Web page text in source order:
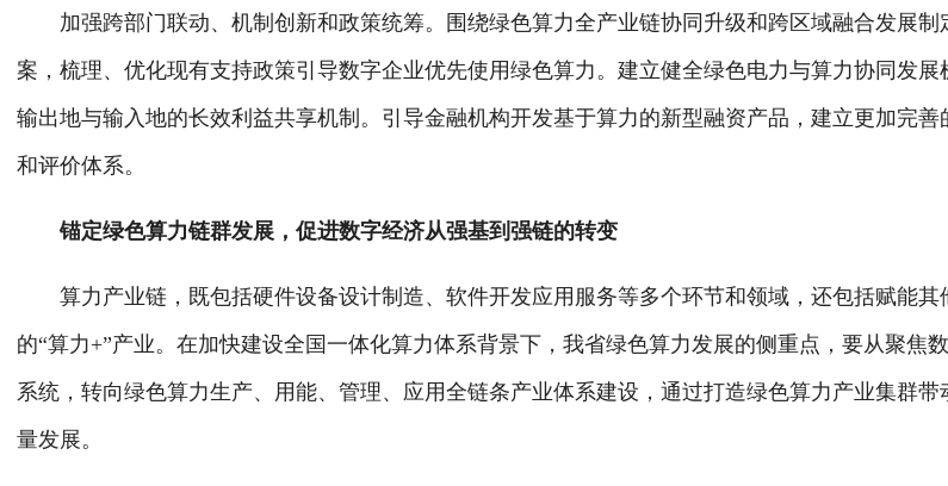
加强跨部门联动、机制创新和政策统筹。围绕绿色算力全产业链协同升级和跨区域融合发展制
案，梳理、优化现有支持政策引导数字企业优先使用绿色算力。建立健全绿色电力与算力协同发展
输出地与输入地的长效利益共享机制。引导金融机构开发基于算力的新型融资产品，建立更加完善
和评价体系。
锚定绿色算力链群发展，促进数字经济从强基到强链的转变
算力产业链，既包括硬件设备设计制造、软件开发应用服务等多个环节和领域，还包括赋能其
的“算力+”产业。在加快建设全国一体化算力体系背景下，我省绿色算力发展的侧重点，要从聚焦
系统，转向绿色算力生产、用能、管理、应用全链条产业体系建设，通过打造绿色算力产业集群带
量发展。